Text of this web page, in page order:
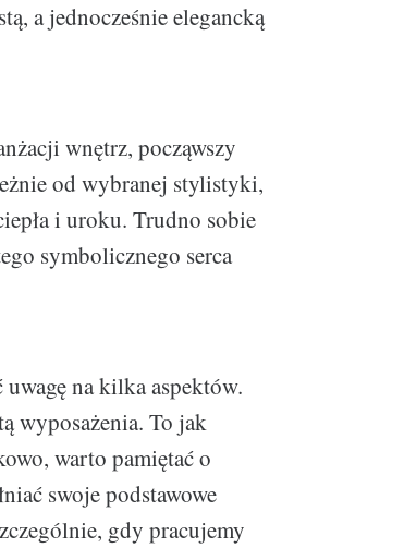
a jednocześnie elegancką
wnętrz, począwszy
od wybranej stylistyki,
i uroku. Trudno sobie
symbolicznego serca
na kilka aspektów.
wyposażenia. To jak
warto pamiętać o
swoje podstawowe
gdy pracujemy